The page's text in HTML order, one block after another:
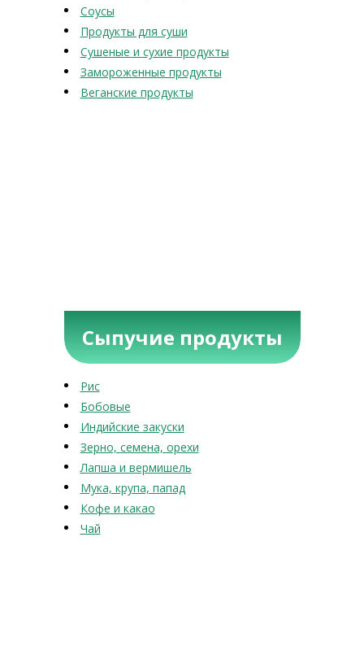
Соусы
Продукты для суши
Сушеные и сухие продукты
Замороженные продукты
Веганские продукты
Сыпучие продукты
Рис
Бобовые
Индийские закуски
Зерно, семена, орехи
Лапша и вермишель
Мука, крупа, папад
Кофе и какао
Чай